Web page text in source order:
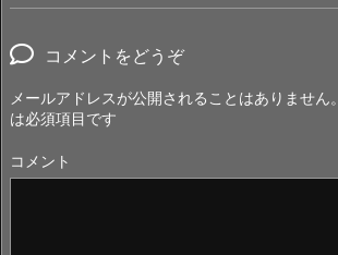
コメントをどうぞ
メールアドレスが公開されることはありません。
は必須項目です
コメント